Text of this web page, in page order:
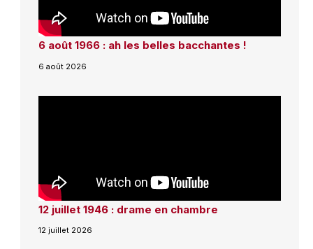
6 août 1966 : ah les belles bacchantes !
6 août 2026
12 juillet 1946 : drame en chambre
12 juillet 2026